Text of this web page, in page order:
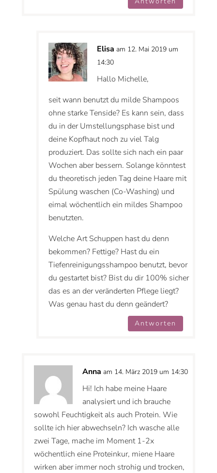
Elisa am 12. Mai 2019 um
14:30
Hallo Michelle,
seit wann benutzt du milde Shampoos
ohne starke Tenside? Es kann sein, dass
du in der Umstellungsphase bist und
deine Kopfhaut noch zu viel Talg
produziert. Das sollte sich nach ein paar
Wochen aber bessern. Solange könntest
du theoretisch jeden Tag deine Haare mit
Spülung waschen (Co-Washing) und
eimal wöchentlich ein mildes Shampoo
benutzten.
Welche Art Schuppen hast du denn
bekommen? Fettige? Hast du ein
Tiefenreinigungsshampoo benutzt, bevor
du gestartet bist? Bist du dir 100% sicher
das es an der veränderten Pflege liegt?
Was genau hast du denn geändert?
Antworten
Anna am 14. März 2019 um 14:30
Hi! Ich habe meine Haare
analysiert und ich brauche
sowohl Feuchtigkeit als auch Protein. Wie
sollte ich hier abwechseln? Ich wasche alle
zwei Tage, mache im Moment 1-2x
wöchentlich eine Proteinkur, miene Haare
wirken aber immer noch strohig und trocken,